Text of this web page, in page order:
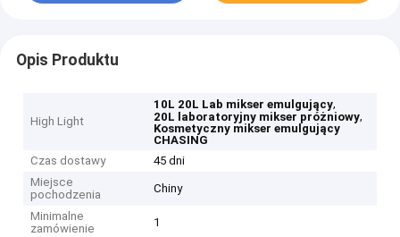
Opis Produktu
High Light
10L 20L Lab mikser emulgujący,
20L laboratoryjny mikser próżniowy,
Kosmetyczny mikser emulgujący
CHASING
Czas dostawy
45 dni
Miejsce
pochodzenia
Chiny
Minimalne
zamówienie
1